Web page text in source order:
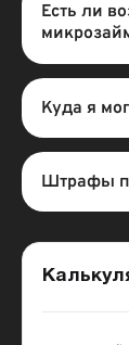
МФО;
Есть ли
Куда я
Штрафы